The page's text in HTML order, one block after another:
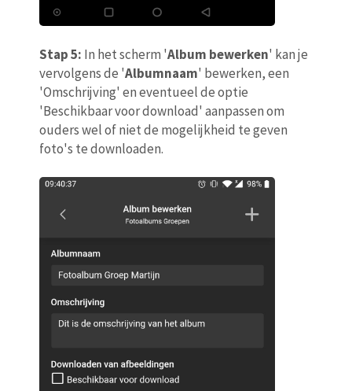
Stap 5: In het scherm 'Album bewerken' kan je
vervolgens de 'Albumnaam' bewerken, een
'Omschrijving' en eventueel de optie
'Beschikbaar voor download' aanpassen om
ouders wel of niet de mogelijkheid te geven
foto's te downloaden.